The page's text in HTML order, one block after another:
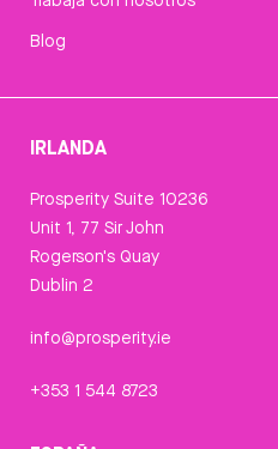
Blog
IRLANDA
Prosperity Suite 10236
Unit 1, 77 Sir John
Rogerson's Quay
Dublin 2
info@prosperity.ie
+353 1 544 8723